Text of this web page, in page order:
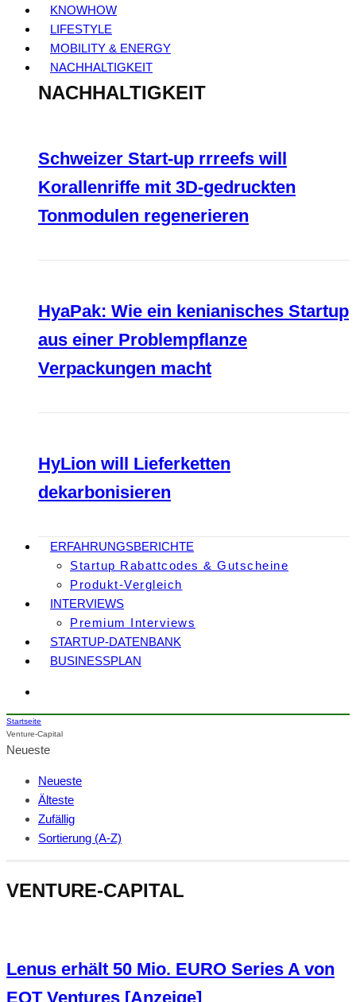
KNOWHOW
LIFESTYLE
MOBILITY & ENERGY
NACHHALTIGKEIT
NACHHALTIGKEIT
Schweizer Start-up rrreefs will
Korallenriffe mit 3D-gedruckten
Tonmodulen regenerieren
HyaPak: Wie ein kenianisches Startup
aus einer Problempflanze
Verpackungen macht
HyLion will Lieferketten
dekarbonisieren
ERFAHRUNGSBERICHTE
Startup Rabattcodes & Gutscheine
Produkt-Vergleich
INTERVIEWS
Premium Interviews
STARTUP-DATENBANK
BUSINESSPLAN
Startseite
Venture-Capital
Neueste
Neueste
Älteste
Zufällig
Sortierung (A-Z)
VENTURE-CAPITAL
Lenus erhält 50 Mio. EURO Series A von
EQT Ventures [Anzeige]